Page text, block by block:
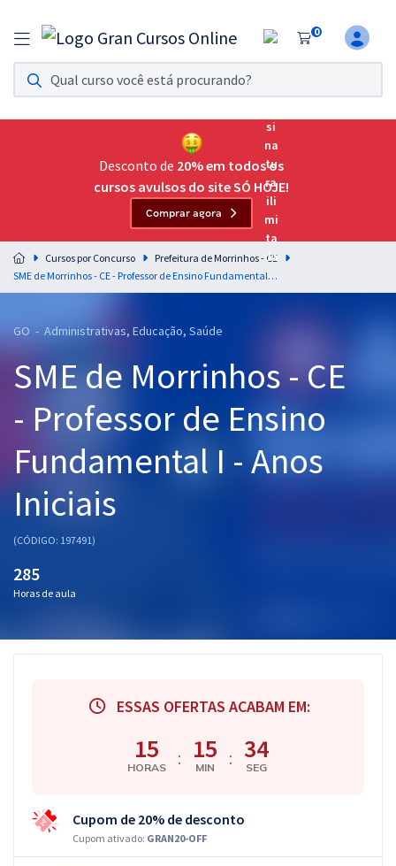
0
Assinatura Ilimitada 11
Acesso a todos os cursos. Teste grátis por 7 dias!
Assinatura OAB Até Passar
Acesso ilimitado a toda preparação para o Exame da
Residências Multiprofissionais
Preparação completa e intensiva para as principais
residências em saúde do Brasil
Cursos 20% OFF
Graduação
OAB
Questões grátis
Desconto de 20% em todos os
cursos avulsos do site SÓ HOJE!
Comprar agora
Cursos por Concurso
Prefeitura de Morrinhos - CE
SME de Morrinhos - CE - Professor de Ensino Fundamental I - Anos Iniciais
GO - Administrativas, Educação, Saúde
SME de Morrinhos - CE
- Professor de Ensino
Fundamental I - Anos
Iniciais
(CÓDIGO: 197491)
285
Horas de aula
ESSAS OFERTAS ACABAM EM:
15
HORAS : 15
MIN : 33
SEG
Cupom de 20% de desconto
Cupom ativado: GRAN20-OFF